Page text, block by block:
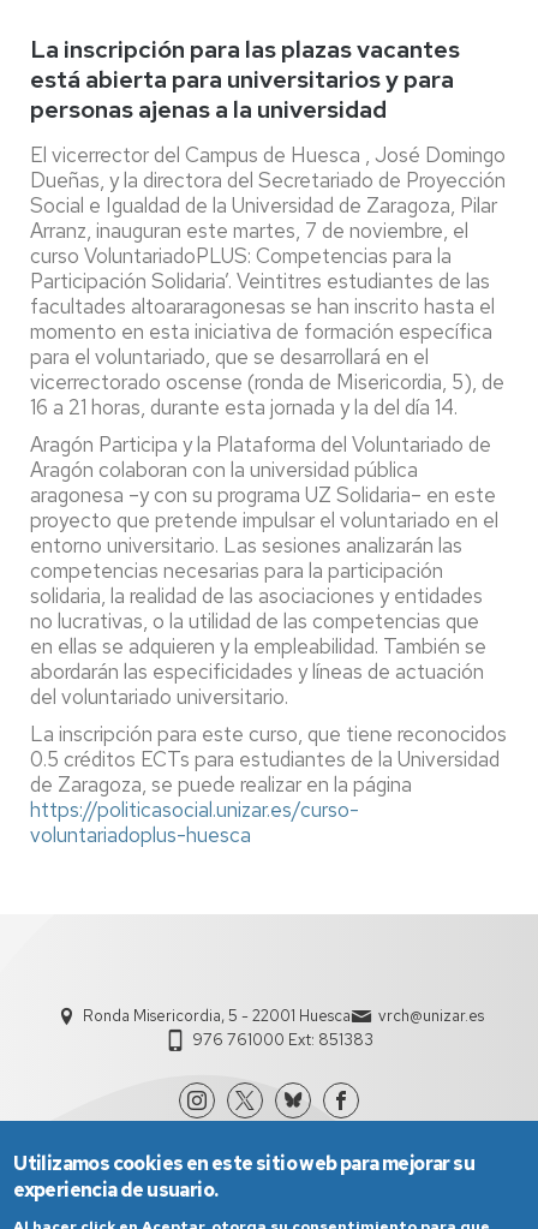
La inscripción para las plazas vacantes
está abierta para universitarios y para
personas ajenas a la universidad
El vicerrector del Campus de Huesca , José Domingo
Dueñas, y la directora del Secretariado de Proyección
Social e Igualdad de la Universidad de Zaragoza, Pilar
Arranz, inauguran este martes, 7 de noviembre, el
curso VoluntariadoPLUS: Competencias para la
Participación Solidaria’. Veintitres estudiantes de las
facultades altoararagonesas se han inscrito hasta el
momento en esta iniciativa de formación específica
para el voluntariado, que se desarrollará en el
vicerrectorado oscense (ronda de Misericordia, 5), de
16 a 21 horas, durante esta jornada y la del día 14.
Aragón Participa y la Plataforma del Voluntariado de
Aragón colaboran con la universidad pública
aragonesa –y con su programa UZ Solidaria– en este
proyecto que pretende impulsar el voluntariado en el
entorno universitario. Las sesiones analizarán las
competencias necesarias para la participación
solidaria, la realidad de las asociaciones y entidades
no lucrativas, o la utilidad de las competencias que
en ellas se adquieren y la empleabilidad. También se
abordarán las especificidades y líneas de actuación
del voluntariado universitario.
La inscripción para este curso, que tiene reconocidos
0.5 créditos ECTs para estudiantes de la Universidad
de Zaragoza, se puede realizar en la página
https://politicasocial.unizar.es/curso-
voluntariadoplus-huesca
Ronda Misericordia, 5 - 22001 Huesca
vrch@unizar.es
976 761000 Ext: 851383
Utilizamos cookies en este sitio web para mejorar su
experiencia de usuario.